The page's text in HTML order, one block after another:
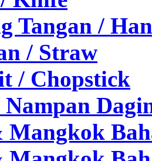
Tangan /
/ Straw
/ Chopstick